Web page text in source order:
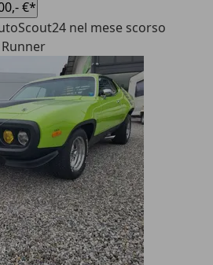
€*
nel mese scorso